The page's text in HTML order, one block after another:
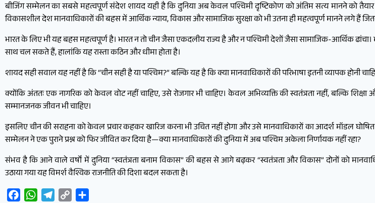
बीजिंग सम्मेलन का सबसे महत्वपूर्ण संदेश शायद यही है कि दुनिया अब केवल पश्चिमी दृष्टिकोण को अंतिम सत्य मानने को
विकासशील देश मानवाधिकारों की बहस में आर्थिक न्याय, विकास और सामाजिक सुरक्षा को भी उतना ही महत्वपूर्ण मानने लगे हैं
भारत के लिए भी यह बहस महत्वपूर्ण है। भारत न तो चीन जैसा एकदलीय राज्य है और न पश्चिमी देशों जैसा सामाजिक-आर्थिक
साथ चल सकते हैं, हालांकि यह रास्ता कठिन और धीमा होता है।
शायद सही सवाल यह नहीं है कि “चीन सही है या पश्चिम?” बल्कि यह है कि क्या मानवाधिकारों की परिभाषा इतनी व्यापक होनी
क्योंकि अंततः एक नागरिक को केवल वोट नहीं चाहिए, उसे रोजगार भी चाहिए। केवल अभिव्यक्ति की स्वतंत्रता नहीं, बल्कि
सम्मानजनक जीवन भी चाहिए।
इसलिए चीन की सराहना को केवल प्रचार कहकर खारिज करना भी उचित नहीं होगा और उसे मानवाधिकारों का आदर्श मॉडल
सम्मेलन ने एक पुराने प्रश्न को फिर जीवित कर दिया है—क्या मानवाधिकारों की दुनिया में अब पश्चिम अकेला निर्णायक नहीं रहा?
संभव है कि आने वाले वर्षों में दुनिया “स्वतंत्रता बनाम विकास” की बहस से आगे बढ़कर “स्वतंत्रता और विकास” दोनों को
उठाया गया यह विमर्श वैश्विक राजनीति की दिशा बदल सकता है।
FacebookWhatsAppTelegram
Copy